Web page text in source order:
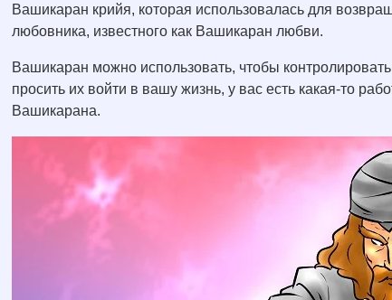
Вашикаран крийя, которая использовалась для
любовника, известного как Вашикаран любви.
Вашикаран можно использовать, чтобы
просить их войти в вашу жизнь, у вас есть какая-то
Вашикарана.